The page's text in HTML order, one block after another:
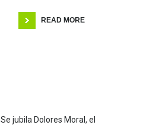
READ MORE
Se jubila Dolores Moral, el